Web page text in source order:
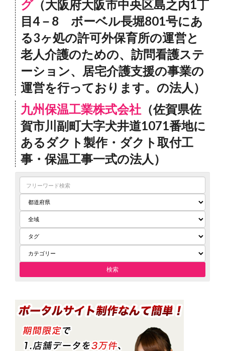
グ（大阪府大阪市中央区島之内1丁
目4－8 ボーベル長堀801号にあ
る3ヶ処の許可外保育所の運営と
老人介護のための、訪問看護ステ
ーション、居宅介護支援の事業の
運営を行っております。の法人）
九州保温工業株式会社 （佐賀県佐
賀市川副町大字犬井道1071番地に
あるダクト製作・ダクト取付工
事・保温工事一式の法人）